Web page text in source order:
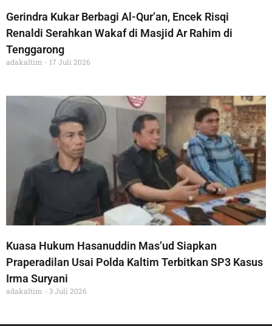
Gerindra Kukar Berbagi Al-Qur’an, Encek Risqi
Renaldi Serahkan Wakaf di Masjid Ar Rahim di
Tenggarong
adakaltim 17 Juli 2026
Kuasa Hukum Hasanuddin Mas’ud Siapkan
Praperadilan Usai Polda Kaltim Terbitkan SP3 Kasus
Irma Suryani
adakaltim 3 Juli 2026